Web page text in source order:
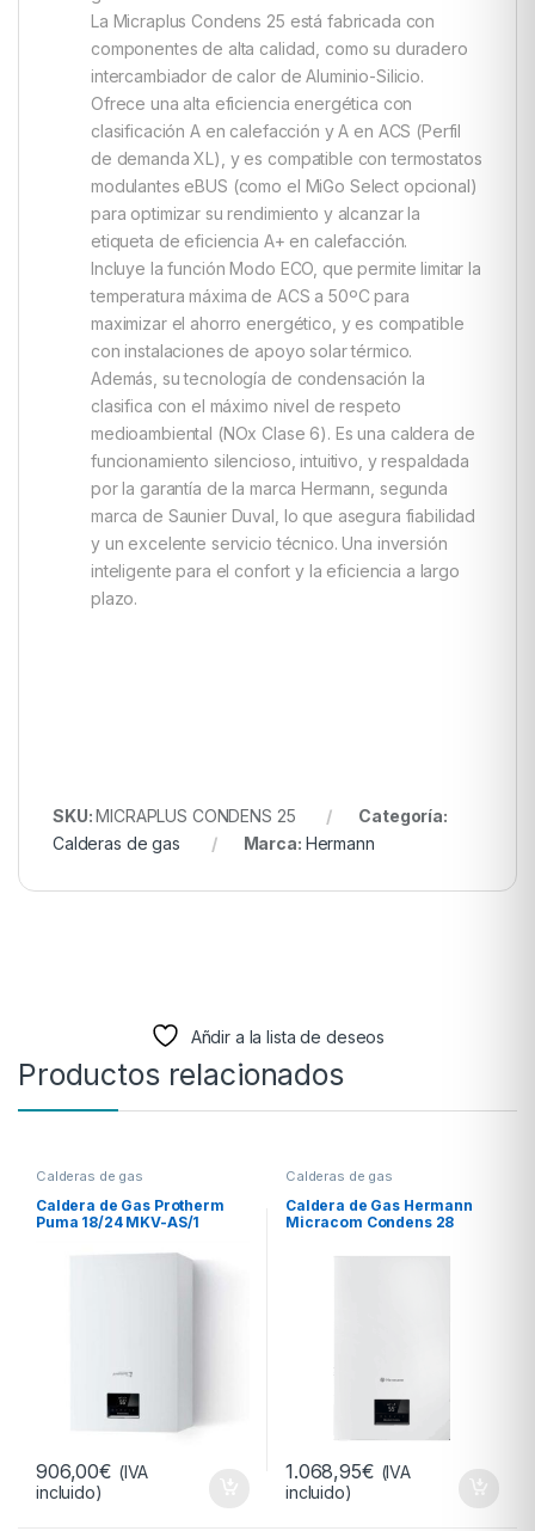
La Micraplus Condens 25 está fabricada con
componentes de alta calidad, como su duradero
intercambiador de calor de Aluminio-Silicio.
Ofrece una alta eficiencia energética con
clasificación A en calefacción y A en ACS (Perfil
de demanda XL), y es compatible con termostatos
modulantes eBUS (como el MiGo Select opcional)
para optimizar su rendimiento y alcanzar la
etiqueta de eficiencia A+ en calefacción.
Incluye la función Modo ECO, que permite limitar la
temperatura máxima de ACS a 50ºC para
maximizar el ahorro energético, y es compatible
con instalaciones de apoyo solar térmico.
Además, su tecnología de condensación la
clasifica con el máximo nivel de respeto
medioambiental (NOx Clase 6). Es una caldera de
funcionamiento silencioso, intuitivo, y respaldada
por la garantía de la marca Hermann, segunda
marca de Saunier Duval, lo que asegura fiabilidad
y un excelente servicio técnico. Una inversión
inteligente para el confort y la eficiencia a largo
plazo.
SKU:MICRAPLUS CONDENS 25
Categoría:
Calderas de gas
Marca: Hermann
Añdir a la lista de deseos
Productos relacionados
Calderas de gas
Caldera de Gas Protherm
Puma 18/24 MKV-AS/1
906,00€ (IVA
incluido)
Calderas de gas
Caldera de Gas Hermann
Micracom Condens 28
1.068,95€ (IVA
incluido)